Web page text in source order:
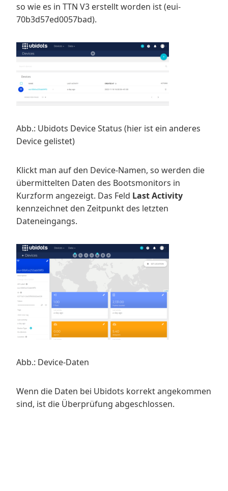
so wie es in TTN V3 erstellt worden ist (eui-
70b3d57ed0057bad).
Abb.: Ubidots Device Status (hier ist ein anderes
Device gelistet)
Klickt man auf den Device-Namen, so werden die
übermittelten Daten des Bootsmonitors in
Kurzform angezeigt. Das Feld Last Activity
kennzeichnet den Zeitpunkt des letzten
Dateneingangs.
Abb.: Device-Daten
Wenn die Daten bei Ubidots korrekt angekommen
sind, ist die Überprüfung abgeschlossen.